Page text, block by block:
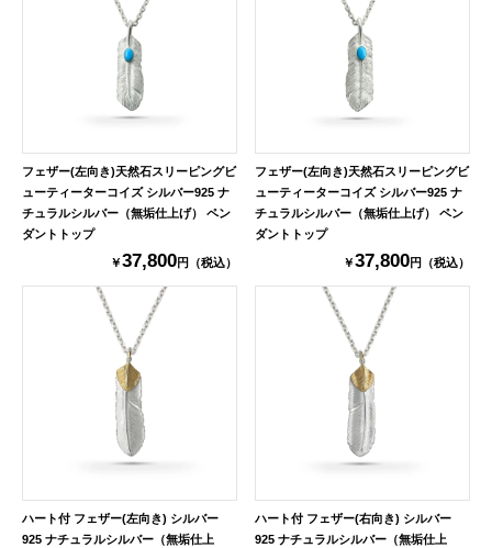
フェザー(左向き)天然石スリーピングビ
ューティーターコイズ シルバー925 ナ
チュラルシルバー（無垢仕上げ） ペン
ダントトップ
￥37,800円（税込）
フェザー(左向き)天然石スリーピングビ
ューティーターコイズ シルバー925 ナ
チュラルシルバー（無垢仕上げ） ペン
ダントトップ
￥37,800円（税込）
ハート付 フェザー(左向き) シルバー
925 ナチュラルシルバー（無垢仕上
ハート付 フェザー(右向き) シルバー
925 ナチュラルシルバー（無垢仕上